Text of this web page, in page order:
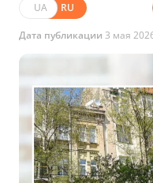
UA RU
Дата публикации 3 мая